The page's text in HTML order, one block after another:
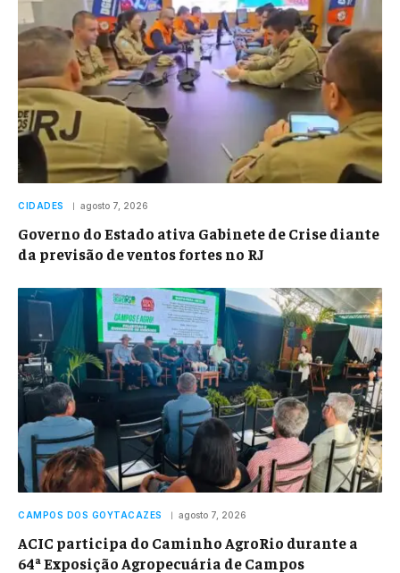
CIDADES agosto 7, 2026
Governo do Estado ativa Gabinete de Crise diante
da previsão de ventos fortes no RJ
CAMPOS DOS GOYTACAZES agosto 7, 2026
ACIC participa do Caminho AgroRio durante a
64ª Exposição Agropecuária de Campos